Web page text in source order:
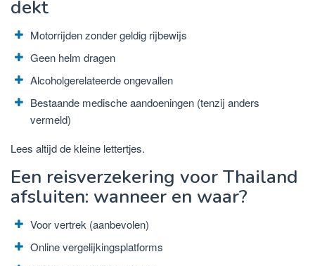
dekt
Motorrijden zonder geldig rijbewijs
Geen helm dragen
Alcoholgerelateerde ongevallen
Bestaande medische aandoeningen (tenzij anders
vermeld)
Lees altijd de kleine lettertjes.
Een reisverzekering voor Thailand
afsluiten: wanneer en waar?
Voor vertrek (aanbevolen)
Online vergelijkingsplatforms